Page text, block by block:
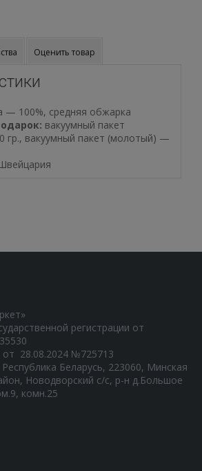
e
r
t
i
g
Оценить товар
— 100%, средняя обжарка
вакуумный пакет
гр., вакуумный пакет (молотый) —
регистрации от
от 28.08.2024 №725713
Беларусь, 223060, Минская
Новодворский с/с, р-н д.Большое
комн.25